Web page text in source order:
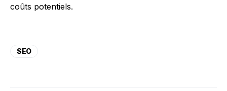
coûts potentiels.
SEO